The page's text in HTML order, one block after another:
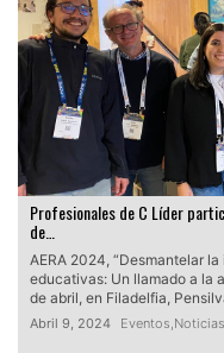
Profesionales de C Líder
de…
AERA 2024, “Desmantelar
educativas: Un llamado a la
de abril, en Filadelfia,
Abril 9, 2024 Eventos,Noticias